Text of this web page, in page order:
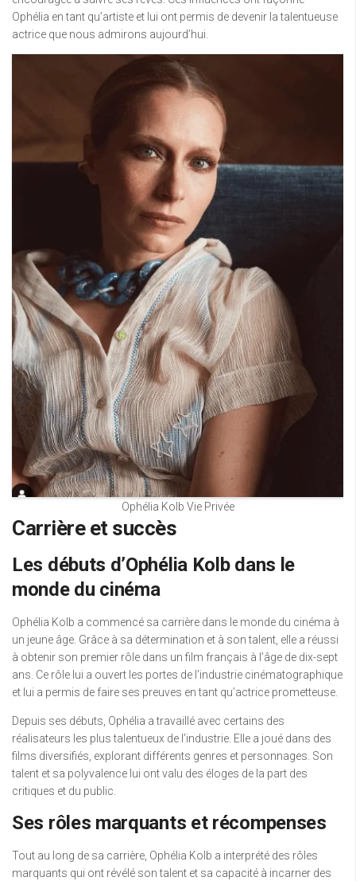
Ophélia en tant qu’artiste et lui ont permis de devenir la talentueuse
actrice que nous admirons aujourd’hui.
Ophélia Kolb Vie Privée
Carrière et succès
Les débuts d’Ophélia Kolb dans le
monde du cinéma
Ophélia Kolb a commencé sa carrière dans le monde du cinéma à
un jeune âge. Grâce à sa détermination et à son talent, elle a réussi
à obtenir son premier rôle dans un film français à l’âge de dix-sept
ans. Ce rôle lui a ouvert les portes de l’industrie cinématographique
et lui a permis de faire ses preuves en tant qu’actrice prometteuse.
Depuis ses débuts, Ophélia a travaillé avec certains des
réalisateurs les plus talentueux de l’industrie. Elle a joué dans des
films diversifiés, explorant différents genres et personnages. Son
talent et sa polyvalence lui ont valu des éloges de la part des
critiques et du public.
Ses rôles marquants et récompenses
Tout au long de sa carrière, Ophélia Kolb a interprété des rôles
marquants qui ont révélé son talent et sa capacité à incarner des